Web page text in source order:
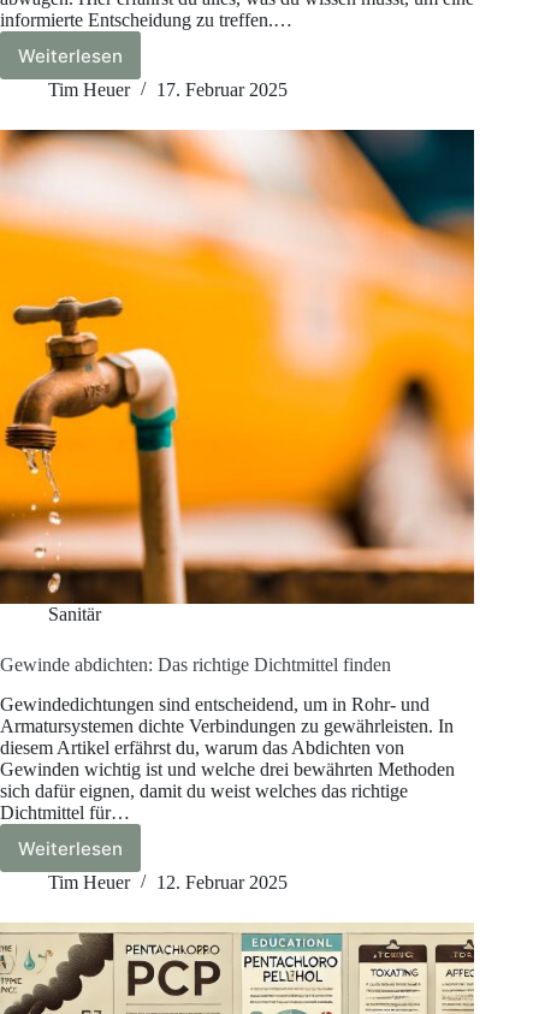
informierte Entscheidung zu treffen.…
WeiterlesenLaminatboden:
Vor-
Nachteile
im
Überblick
Tim Heuer 17. Februar 2025
Sanitär
Gewinde abdichten: Das richtige Dichtmittel finden
Gewindedichtungen sind entscheidend, um in Rohr- und
Armatursystemen dichte Verbindungen zu gewährleisten. In
diesem Artikel erfährst du, warum das Abdichten von
Gewinden wichtig ist und welche drei bewährten Methoden
sich dafür eignen, damit du weist welches das richtige
Dichtmittel für…
Weiterlesen
Gewinde
abdichten:
richtige
Dichtmittel
finden
Tim Heuer 12. Februar 2025